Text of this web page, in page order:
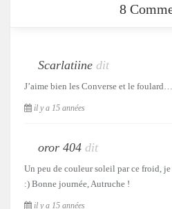
8
Scarlatiine dit
J’aime bien les Converse et le
il y a 15 années
oror 404 dit
Un peu de couleur soleil par ce froid,
:) Bonne journée, Autruche !
il y a 15 années